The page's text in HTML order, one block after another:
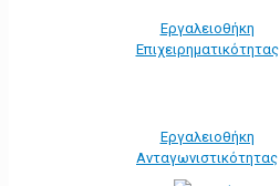
Εργαλειοθήκη
Eπιχειρηματικότητας
Εργαλειοθήκη
Ανταγωνιστικότητας